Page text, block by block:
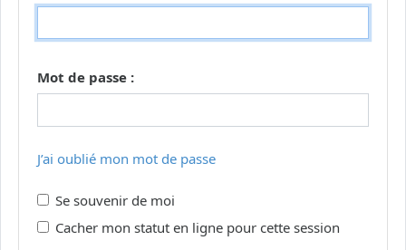
Mot de passe :
J’ai oublié mon mot de passe
Se souvenir de moi
Cacher mon statut en ligne pour cette session